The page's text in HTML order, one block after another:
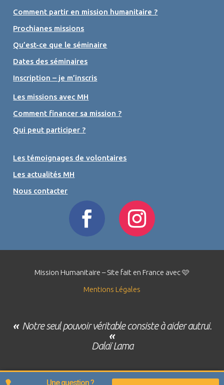
Une question ?
Comment partir en mission humanitaire ?
Prochianes missions
Qu’est-ce que le séminaire
Dates des séminaires
Inscription – je m’inscris
Les missions avec MH
Comment financer sa mission ?
Qui peut participer ?
Les témoignages de volontaires
Les actualités MH
Nous contacter
Mission Humanitaire – Site fait en France avec 🩷
Mentions Légales
« Notre seul pouvoir véritable consiste à aider autrui.
«
Dalaï Lama